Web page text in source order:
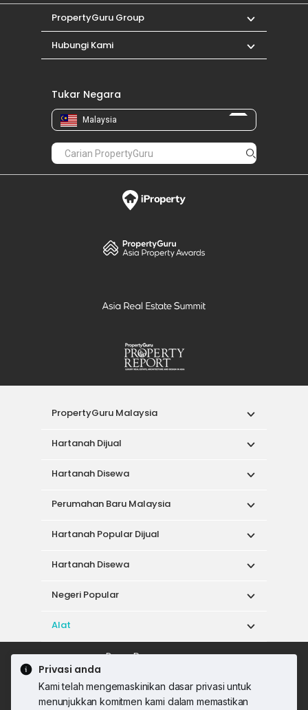
Privasi anda
Kami telah mengemaskinikan dasar privasi untuk
menunjukkan komitmen kami dalam memastikan
PropertyGuru Group
Hubungi Kami
Tukar Negara
Malaysia
PropertyGuru Malaysia
Hartanah Dijual
Hartanah Disewa
Perumahan Baru Malaysia
Hartanah Popular Dijual
Hartanah Disewa
Negeri Popular
Alat
Dasar Penggunaan
Syarat Perkhidmatan
Syarat Pembelian
© 2026 PropertyGuru International (Malaysia)